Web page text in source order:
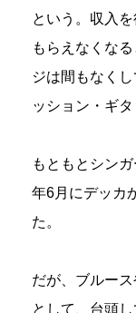
という。収入
もらえなくな
ジは間もなく
ッション・ギタ
もともとシン
年6月にデッカ
た。
だが、ブルー
として、台頭